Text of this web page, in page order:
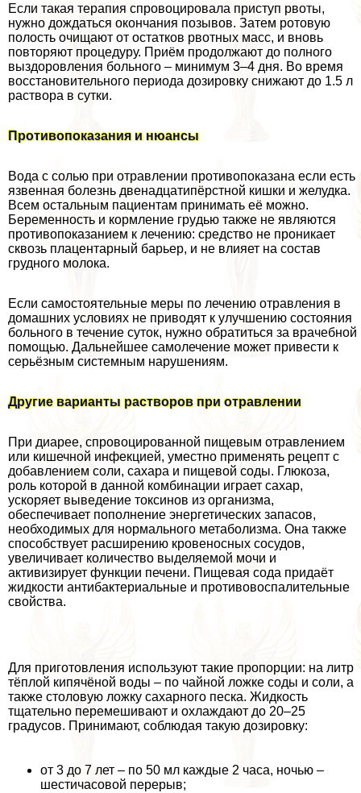
Если такая терапия спровоцировала приступ рвоты,
нужно дождаться окончания позывов. Затем ротовую
полость очищают от остатков рвотных масс, и вновь
повторяют процедуру. Приём продолжают до полного
выздоровления больного – минимум 3–4 дня. Во время
восстановительного периода дозировку снижают до 1.5 л
раствора в сутки.
Противопоказания и нюансы
Вода с солью при отравлении противопоказана если есть
язвенная болезнь двенадцатипёрстной кишки и желудка.
Всем остальным пациентам принимать её можно.
Беременность и кормление гpyдью также не являются
противопоказанием к лечению: средство не проникает
сквозь плацентарный барьер, и не влияет на состав
грудного молока.
Если самостоятельные меры по лечению отравления в
домашних условиях не приводят к улучшению состояния
больного в течение суток, нужно обратиться за врачебной
помощью. Дальнейшее самолечение может привести к
серьёзным системным нарушениям.
Другие варианты растворов при отравлении
При диарее, спровоцированной пищевым отравлением
или кишечной инфекцией, уместно применять рецепт с
добавлением соли, сахара и пищевой соды. Глюкоза,
роль которой в данной комбинации играет сахар,
ускоряет выведение токсинов из организма,
обеспечивает пополнение энергетических запасов,
необходимых для нормального метаболизма. Она также
способствует расширению кровеносных сосудов,
увеличивает количество выделяемой мочи и
активизирует функции печени. Пищевая сода придаёт
жидкости антибактериальные и противовоспалительные
свойства.
Для приготовления используют такие пропорции: на литр
тёплой кипячёной воды – по чайной ложке соды и соли, а
также столовую ложку сахарного песка. Жидкость
тщательно перемешивают и охлаждают до 20–25
градусов. Принимают, соблюдая такую дозировку:
от 3 до 7 лет – по 50 мл каждые 2 часа, ночью –
шестичасовой перерыв;